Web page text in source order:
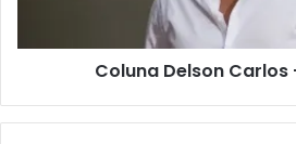
Coluna Delson